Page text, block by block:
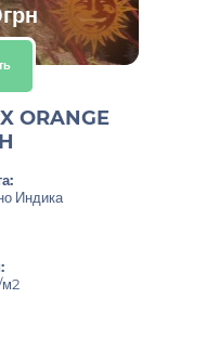
ORANGE
Индика
м2